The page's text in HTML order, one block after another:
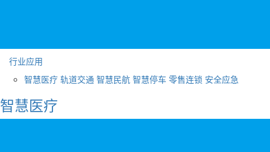
行业应用
智慧医疗 轨道交通 智慧民航 智慧停车 零售连锁 安全应急
智慧医疗